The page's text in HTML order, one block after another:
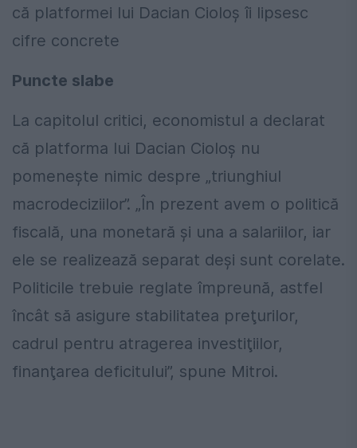
că platformei lui Dacian Cioloş îi lipsesc
cifre concrete
Puncte slabe
La capitolul critici, economistul a declarat
că platforma lui Dacian Cioloş nu
pomeneşte nimic despre „triunghiul
macrodeciziilor”. „În prezent avem o politică
fiscală, una monetară şi una a salariilor, iar
ele se realizează separat deşi sunt corelate.
Politicile trebuie reglate împreună, astfel
încât să asigure stabilitatea preţurilor,
cadrul pentru atragerea investiţiilor,
finanţarea deficitului”, spune Mitroi.